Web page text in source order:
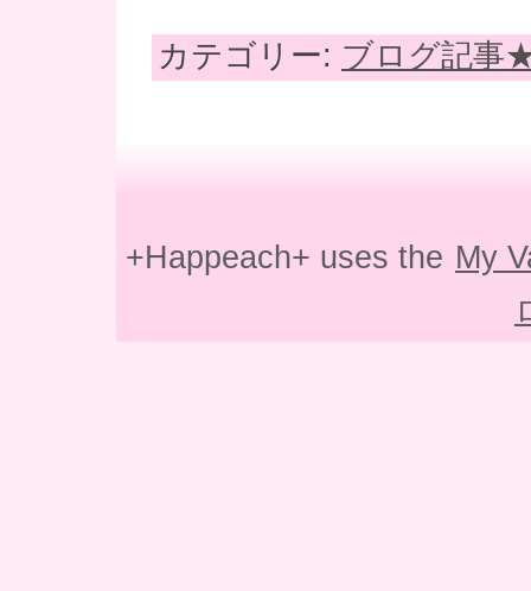
カテゴリー: ブログ記事
+Happeach+ uses the My